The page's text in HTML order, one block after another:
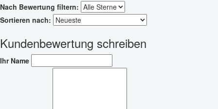
Nach Bewertung filtern:
Sortieren nach:
Kundenbewertung schreiben
Ihr Name